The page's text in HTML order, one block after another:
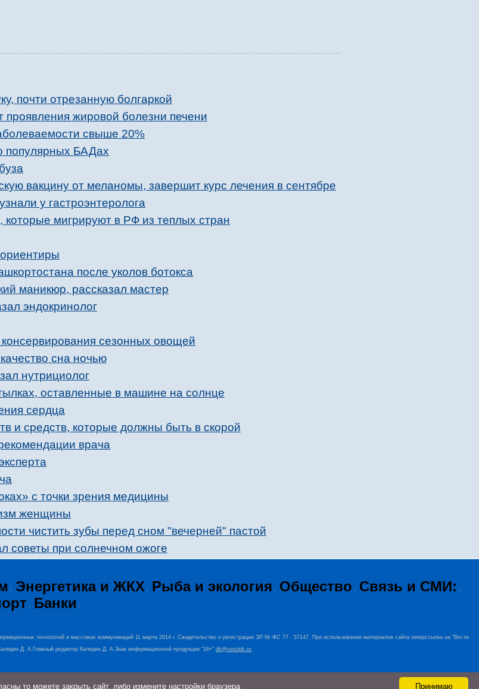
почти отрезанную болгаркой
жировой болезни печени
свыше 20%
популярных БАДах
вакцину от меланомы, завершит курс лечения в сентябре
у гастроэнтеролога
мигрируют в РФ из теплых стран
после уколов ботокса
маникюр, рассказал мастер
эндокринолог
сезонных овощей
сна ночью
нутрициолог
оставленные в машине на солнце
сердца
и средств, которые должны быть в скорой
врача
с точки зрения медицины
женщины
чистить зубы перед сном "вечерней" пастой
советы при солнечном ожоге
: Энергетика и ЖКХ : Рыба и экология : Общество : Связь и СМИ: :
: Банки :
технологий и массовых коммуникаций 11 марта 2014 г. Свидетельство о регистрации ЭЛ № ФС 77 - 57147. При использовании материалов сайта гиперссылка на "Вести
Д. А.Главный редактор Калядин Д. А.Знак информационной продукции “16+” dk@vestipk.ru
Принимаю
то можете закрыть сайт, либо измените настройки браузера